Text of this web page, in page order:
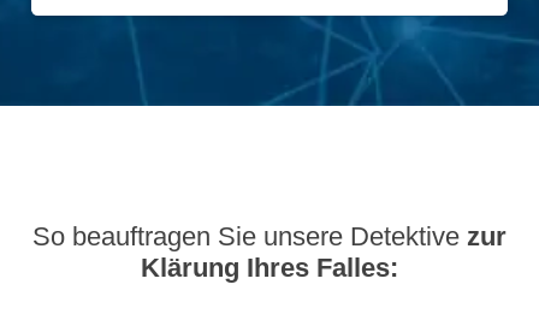
So beauftragen Sie unsere Detektive zur
Klärung Ihres Falles: